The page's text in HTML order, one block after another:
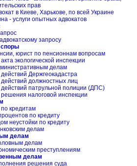
прав
в Киеве, Харькове, по всей Украине
- услуги опытных адвокатов
запросу
юрист по пенсионнам вопросам
экологической инспекции
делам
Держгеокадастра
должностных лиц
патрульной полиции (ДПС)
налоговой инспекции
по кредитам
по кредиту
неустойки по кредиту
делам
делам
делам
преступлениям
делам
решения суда